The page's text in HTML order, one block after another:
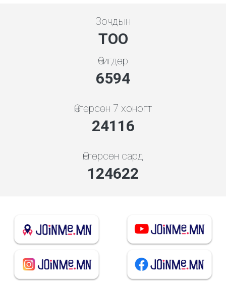
Зочдын
ТОО
Өчигдөр
7354
Өнгөрсөн 7 хоногт
26898
Өнгөрсөн сард
139002